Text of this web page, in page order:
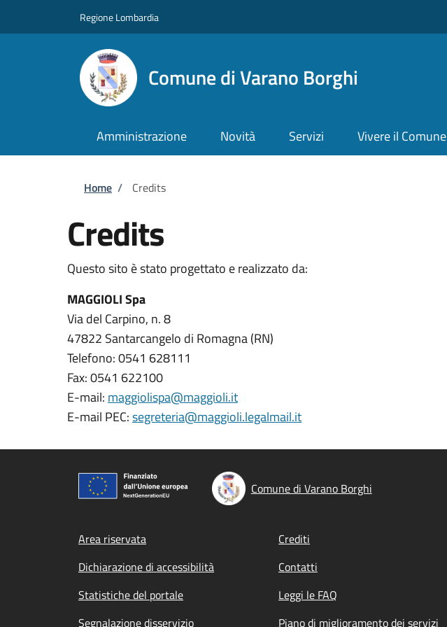
Regione Lombardia
Comune di Varano Borghi
Amministrazione Novità Servizi Vivere il Comune
Briciole di pane
Home / Credits
Credits
Questo sito è stato progettato e realizzato da:
MAGGIOLI Spa
Via del Carpino, n. 8
47822 Santarcangelo di Romagna (RN)
Telefono: 0541 628111
Fax: 0541 622100
E-mail: maggiolispa@maggioli.it
E-mail PEC:segreteria@maggioli.legalmail.it
Comune di Varano Borghi
Footer menu
Area riservata Crediti
Dichiarazione di accessibilità
Contatti
Statistiche del portale
Leggi le FAQ
Segnalazione disservizio
Piano di miglioramento dei servizi